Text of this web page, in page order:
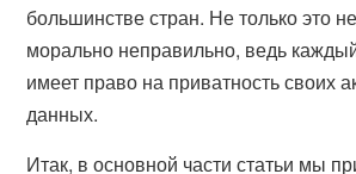
большинстве стран. Не только это
морально неправильно, ведь
имеет право на приватность своих
данных.
Итак, в основной части статьи мы